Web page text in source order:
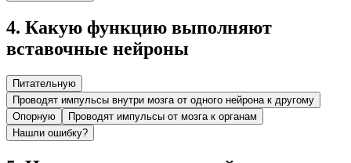
4. Какую функцию выполняют
вставочные нейроны
Питательную
Проводят импульсы внутри мозга от одного нейрона к другому
Опорную
Проводят импульсы от мозга к органам
Нашли ошибку?